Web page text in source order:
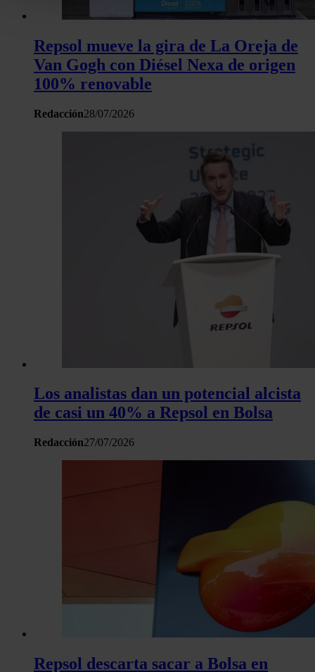
personales y establezca sus preferencias en la
Puede cambiar o retirar su consentimiento en cualquier
la Declaración de cookies.
Las cookies de este sitio web se usan para personalizar el
y los anuncios, ofrecer funciones de redes sociales y
haya proporcionado o que hayan recopilado a partir del uso
Repsol mueve la gira de La Oreja de
Van Gogh con Diésel Nexa de origen
100% renovable
Redacción28/07/2026
Los analistas dan un potencial alcista
de casi un 40% a Repsol en Bolsa
Redacción27/07/2026
Repsol descarta sacar a Bolsa en